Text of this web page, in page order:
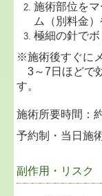
施術部位を
ム（別料金
極細の針で
※施術後すぐに
3～7日ほどで
す。
施術所要時間：
予約制・当日施
副作用・リスク